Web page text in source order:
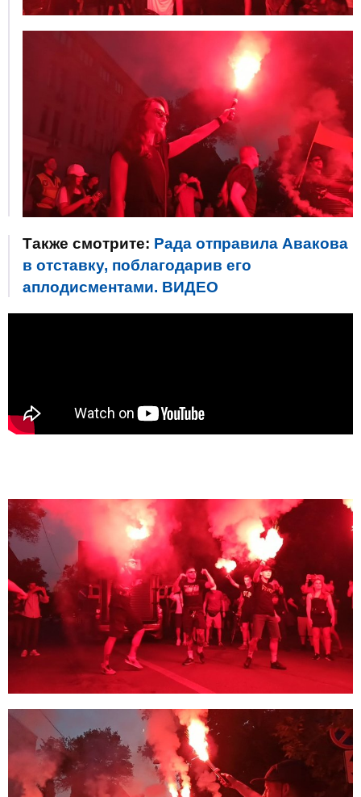
Также смотрите: Рада отправила Авакова
в отставку, поблагодарив его
аплодисментами. ВИДЕО